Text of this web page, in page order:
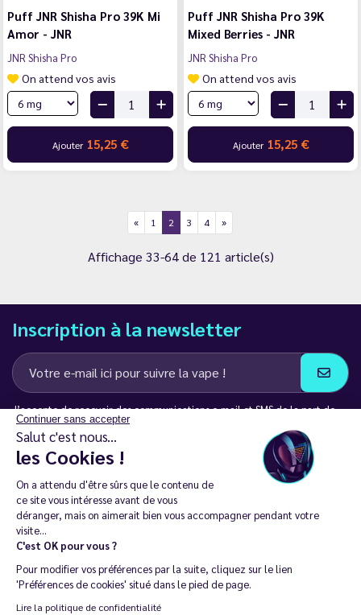
Continuer sans accepter
Salut c'est nous...
les Cookies !
On a attendu d'être sûrs que le contenu de
ce site vous intéresse avant de vous
déranger, mais on aimerait bien vous accompagner pendant votre
visite...
C'est OK pour vous ?
Pour modifier vos préférences par la suite, cliquez sur le lien
'Préférences de cookies' situé dans le pied de page.
Lire la politique de confidentialité
Puff JNR Shisha Pro 39K Mi
Amor - JNR
JNR Shisha Pro
On attend vos avis
Ajouter 15,25 €
Puff JNR Shisha Pro 39K
Mixed Berries - JNR
JNR Shisha Pro
On attend vos avis
Ajouter 15,25 €
1 2 3 4
Affichage 33-64 de 121 article(s)
Inscription à la newsletter
J’accepte de recevoir des communications e-mail et SMS de la part de
LD Groupe
Restez en contact
La vente de cigarette électronique est interdite chez les moins de
18 ans. 🔞
Copyright © 2014 - 2026 Le Vapoteur Discount - Tous droits